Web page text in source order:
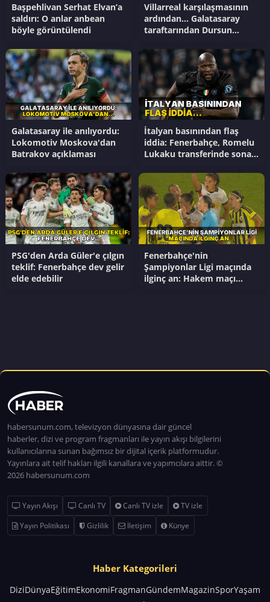
Başpehlivan Serhat Elvan’a
saldırı: O anlar anbean
böyle görüntülendi
Villarreal karşılaşmasının
ardından... Galatasaray
taraftarından Dursun
Galatasaray ile anılıyordu:
Lokomotiv Moskova'dan
Batrakov açıklaması
İtalyan basınından flaş
iddia: Fenerbahçe, Romelu
Lukaku transferinde sona
PSG'den Arda Güler'e çılgın
teklif: Fenerbahçe dev gelir
elde edebilir
Fenerbahçe'nin
Şampiyonlar Ligi maçında
ilginç an: Hakem maçı
habersunum.com, televizyon dünyasına dair güncel
haberler, dizi ve program fragmanları ile yayın akışı bilgilerini
kullanıcılarına sunan bağımsız bir dijital içerik platformudur.
Yayınlara ait telif hakları ilgili kanallara ve yapımcılara aittir. ©
2026 habersunum.com
Yayın Akışı Canlı TV Canlı TV izle
TV izle
Yayın Politikası
Gizlilik İletişim Künye
Haber Kategorileri
DiziDünyaEğitimEkonomiFragmanGündemMagazinSporYaşam